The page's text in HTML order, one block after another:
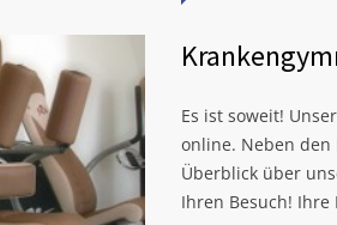
Es ist soweit!
online. Neben den
Überblick über
Ihren Besuch!